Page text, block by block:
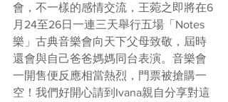
會，不一樣的感情交流，王菀之即將在6
月24至26日一連三天舉行五場「Notes
樂」古典音樂會向天下父母致敬，屆時
還會與自己爸爸媽媽同台表演。音樂會
一開售便反應相當熱烈，門票被搶購一
空！我們好開心請到Ivana親自分享對這